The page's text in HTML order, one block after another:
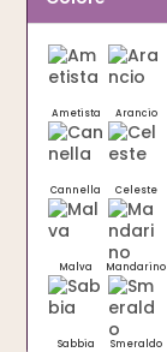
Ametista Arancio
Cannella Celeste
Malva Mandarino
Sabbia Smeraldo